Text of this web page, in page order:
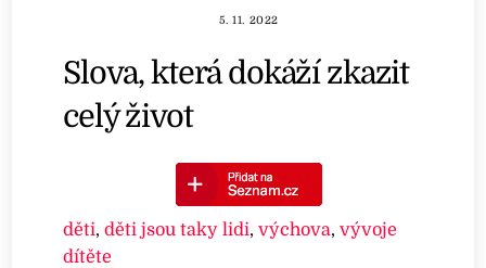
5. 11. 2022
Slova, která dokáží zkazit
celý život
děti,děti jsou taky lidi,výchova,vývoje
dítěte